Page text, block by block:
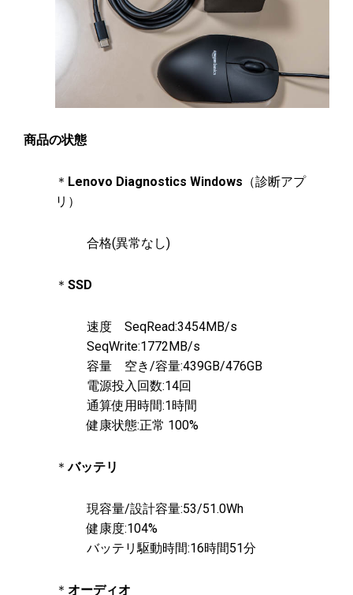
商品の状態
＊ Lenovo Diagnostics Windows （診断アプ
リ）
合格(異常なし)
＊ SSD
速度 SeqRead:3454MB/s
SeqWrite:1772MB/s
容量 空き/容量:439GB/476GB
電源投入回数:14回
通算使用時間:1時間
健康状態:正常 100%
＊バッテリ
現容量/設計容量:53/51.0Wh
健康度:104%
バッテリ駆動時間:16時間51分
＊ オーディオ